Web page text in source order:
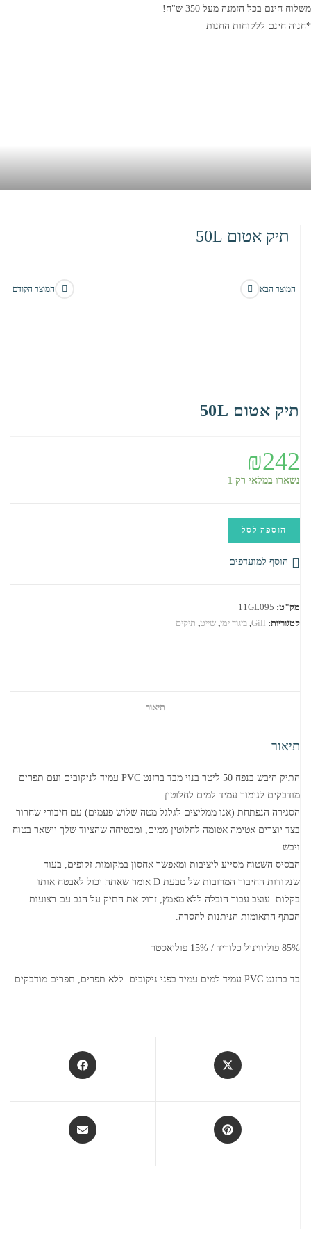
משלוח חינם בכל הזמנה מעל 350 ש"ח!
*חניה חינם ללקוחות החנות
תיק אטום 50L
המוצר הקודם המוצר הבא
תיק אטום 50L
₪242
נשארו במלאי רק 1
כמות
של
תיק
הוספה לסל
הוסף למועדפים
מק"ט: 11GL095
קטגוריות: Gill
, ביגוד ימי, שייט, תיקים
תיאור
תיאור
התיק היבש בנפח 50 ליטר בנוי מבד ברזנט PVC עמיד לניקובים ועם תפרים
מודבקים לגימור עמיד למים לחלוטין.
הסגירה הנפתחת (אנו ממליצים לגלגל מטה שלוש פעמים) עם חיבורי שחרור
בצד יוצרים אטימה אטומה לחלוטין ממים, ומבטיחה שהציוד שלך יישאר בטוח
ויבש.
הבסיס השטוח מסייע ליציבות ומאפשר אחסון במקומות זקופים, בעוד
שנקודות החיבור המרובות של טבעת D אומר שאתה יכול לאבטח אותו
בקלות. עוצב עבור הובלה ללא מאמץ, זרוק את התיק על הגב עם רצועות
הכתף התאומות הניתנות להסרה.
85% פוליוויניל כלוריד / 15% פוליאסטר
בד ברזנט PVC עמיד למים עמיד בפני ניקובים. ללא תפרים, תפרים מודבקים.
Opens
in
window
Opens
in
window
Opens
in
Opens
in